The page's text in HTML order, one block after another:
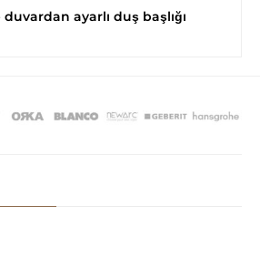
duvardan ayarlı duş başlığı